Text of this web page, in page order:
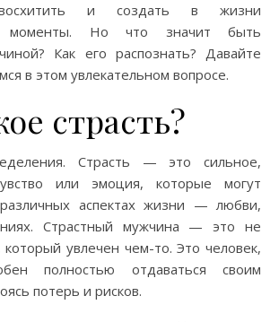
восхитить и создать в жизни
моменты. Но что значит быть
Как его распознать? Давайте
в этом увлекательном вопросе.
страсть?
Страсть — это сильное,
или эмоция, которые могут
аспектах жизни — любви,
Страстный мужчина — это не
который увлечен чем-то. Это человек,
полностью отдаваться своим
потерь и рисков.